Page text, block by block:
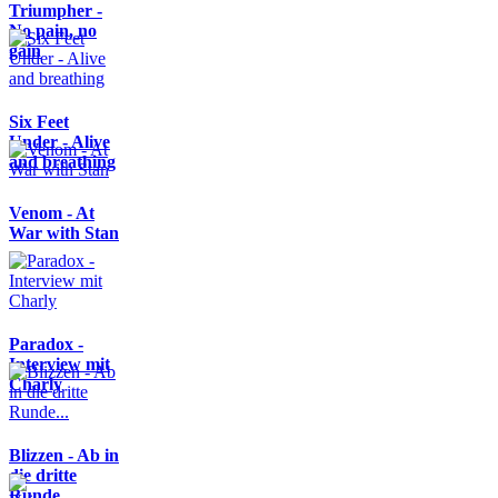
Triumpher -
No pain, no
gain
Six Feet
Under - Alive
and breathing
Venom - At
War with Stan
Paradox -
Interview mit
Charly
Blizzen - Ab in
die dritte